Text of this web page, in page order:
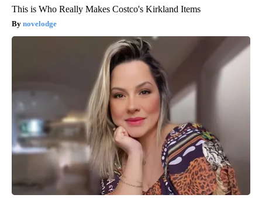
This is Who Really Makes Costco's Kirkland Items
novelodge